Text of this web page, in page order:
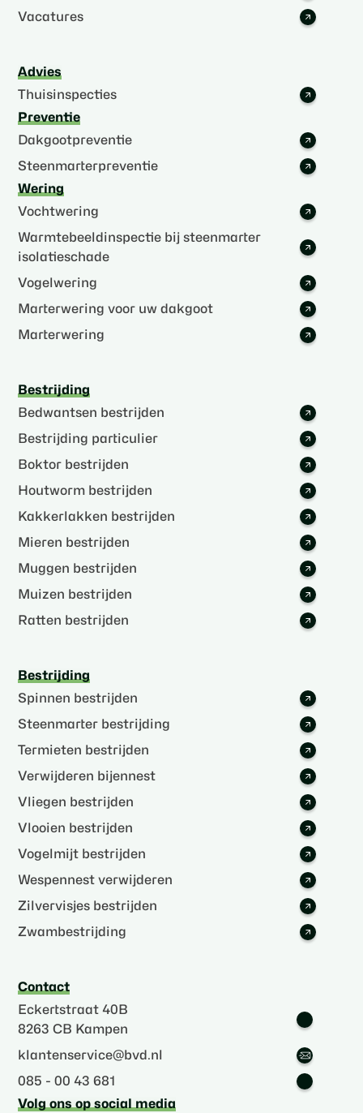
Vacatures
Advies
Thuisinspecties
Preventie
Dakgootpreventie
Steenmarterpreventie
Wering
Vochtwering
Warmtebeeldinspectie bij steenmarter
isolatieschade
Vogelwering
Marterwering voor uw dakgoot
Marterwering
Bestrijding
Bedwantsen bestrijden
Bestrijding particulier
Boktor bestrijden
Houtworm bestrijden
Kakkerlakken bestrijden
Mieren bestrijden
Muggen bestrijden
Muizen bestrijden
Ratten bestrijden
Bestrijding
Spinnen bestrijden
Steenmarter bestrijding
Termieten bestrijden
Verwijderen bijennest
Vliegen bestrijden
Vlooien bestrijden
Vogelmijt bestrijden
Wespennest verwijderen
Zilvervisjes bestrijden
Zwambestrijding
Contact
Eckertstraat 40B
8263 CB Kampen
klantenservice@bvd.nl
085 - 00 43 681
Volg ons op social media